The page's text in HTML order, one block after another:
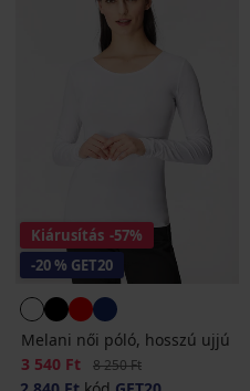
Kiárusítás -57%
-20 % GET20
Melani női póló, hosszú ujjú
Kedvezmény
3 540 Ft Eredeti ár
8 250 Ft